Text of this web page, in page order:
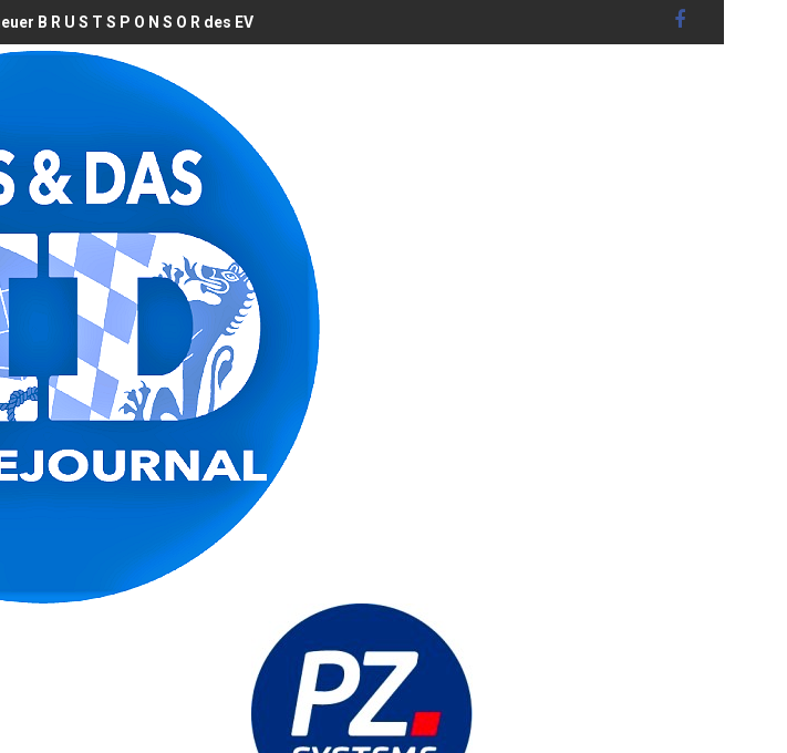
B R U S T S P O N S O R des EV Landshut